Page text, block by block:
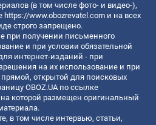
(в том числе фото- и видео-),
https://www.obozrevatel.com и на всех
строго запрещено.
при получении письменного
и при условии обязательной
интернет-изданий - при
на их использование и при
открытой для поисковых
OBOZ.UA по ссылке
на которой размещен оригинальный
в том числе интервью, статьи,